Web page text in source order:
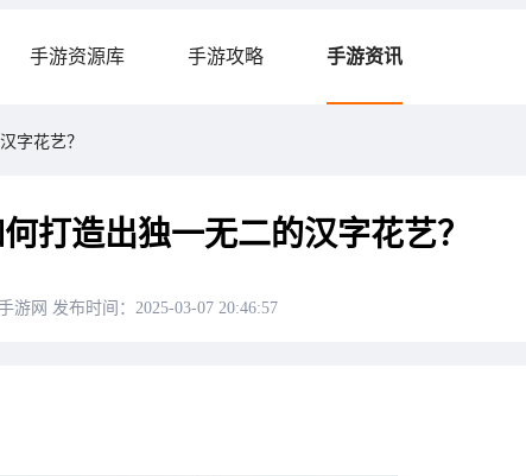
手游资源库 手游攻略 手游资讯
字花艺？
打造出独一无二的汉字花艺？
游网 发布时间：2025-03-07 20:46:57